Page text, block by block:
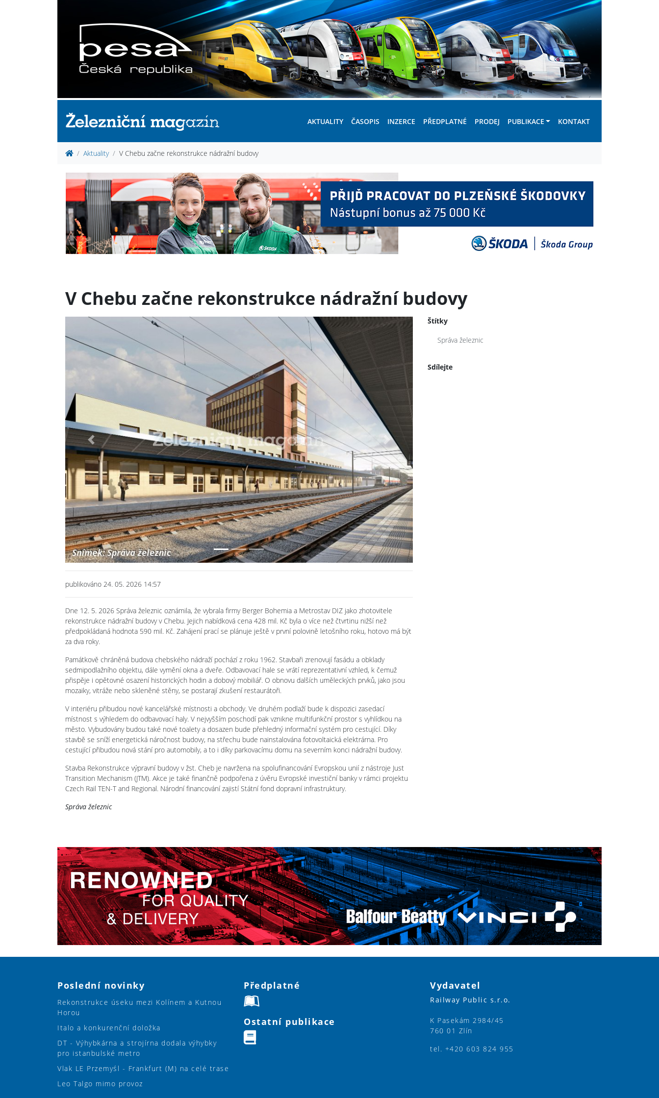
AKTUALITY ČASOPIS INZERCE PŘEDPLATNÉ PRODEJ PUBLIKACE KONTAKT
Aktuality V Chebu začne rekonstrukce nádražní budovy
V Chebu začne rekonstrukce nádražní budovy
Previous Next
publikováno 24. 05. 2026 14:57
Dne 12. 5. 2026 Správa železnic oznámila, že vybrala firmy Berger Bohemia a Metrostav DIZ jako zhotovitele
rekonstrukce nádražní budovy v Chebu. Jejich nabídková cena 428 mil. Kč byla o více než čtvrtinu nižší než
předpokládaná hodnota 590 mil. Kč. Zahájení prací se plánuje ještě v první polovině letošního roku, hotovo má být
za dva roky.
Památkově chráněná budova chebského nádraží pochází z roku 1962. Stavbaři zrenovují fasádu a obklady
sedmipodlažního objektu, dále vymění okna a dveře. Odbavovací hale se vrátí reprezentativní vzhled, k čemuž
přispěje i opětovné osazení historických hodin a dobový mobiliář. O obnovu dalších uměleckých prvků, jako jsou
mozaiky, vitráže nebo skleněné stěny, se postarají zkušení restaurátoři.
V interiéru přibudou nové kancelářské místnosti a obchody. Ve druhém podlaží bude k dispozici zasedací
místnost s výhledem do odbavovací haly. V nejvyšším poschodí pak vznikne multifunkční prostor s vyhlídkou na
město. Vybudovány budou také nové toalety a dosazen bude přehledný informační systém pro cestující. Díky
stavbě se sníží energetická náročnost budovy, na střechu bude nainstalována fotovoltaická elektrárna. Pro
cestující přibudou nová stání pro automobily, a to i díky parkovacímu domu na severním konci nádražní budovy.
Stavba Rekonstrukce výpravní budovy v žst. Cheb je navržena na spolufinancování Evropskou unií z nástroje Just
Transition Mechanism (JTM). Akce je také finančně podpořena z úvěru Evropské investiční banky v rámci projektu
Czech Rail TEN-T and Regional. Národní financování zajistí Státní fond dopravní infrastruktury.
Správa železnic
Štítky
Správa železnic
Sdílejte
Poslední novinky
Rekonstrukce úseku mezi Kolínem a Kutnou
Horou
Italo a konkurenční doložka
DT - Výhybkárna a strojírna dodala výhybky
pro istanbulské metro
Vlak LE Przemyśl - Frankfurt (M) na celé trase
Leo Talgo mimo provoz
Předplatné
Ostatní publikace
Vydavatel
Railway Public s.r.o.
K Pasekám 2984/45
760 01 Zlín
tel. +420 603 824 955